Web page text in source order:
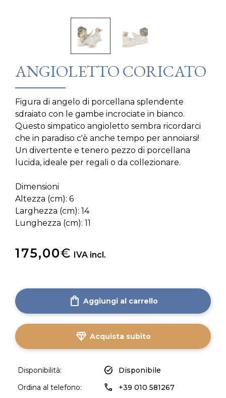
ANGIOLETTO CORICATO
Figura di angelo di porcellana splendente
sdraiato con le gambe incrociate in bianco.
Questo simpatico angioletto sembra ricordarci
che in paradiso c'è anche tempo per annoiarsi!
Un divertente e tenero pezzo di porcellana
lucida, ideale per regali o da collezionare.
Dimensioni
Altezza (cm): 6
Larghezza (cm): 14
Lunghezza (cm): 11
175,00€ IVA incl.
shopping_bag Aggiungi al carrello
diamond Acquista subito
Disponibilità: task_alt
Disponibile
Ordina al telefono:
call
+39 010 581267